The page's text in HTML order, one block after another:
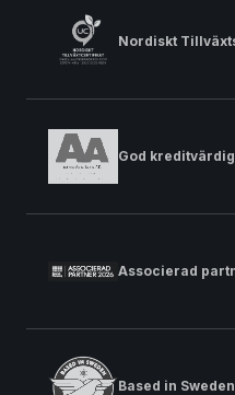
Nordiskt
God
Associerad
Based in Sweden